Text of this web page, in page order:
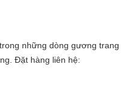
những dòng gương trang
Đặt hàng liên hệ: